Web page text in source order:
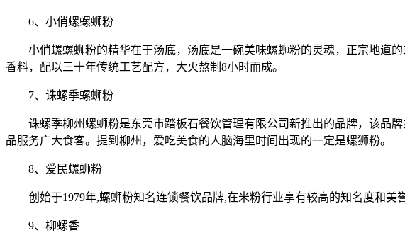
6、小俏螺螺蛳粉
小俏螺螺蛳粉的精华在于汤底，汤底是一碗美味螺蛳粉的灵魂，正宗地道
香料，配以三十年传统工艺配方，大火熬制8小时而成。
7、诛螺季螺蛳粉
诛螺季柳州螺蛳粉是东莞市踏板石餐饮管理有限公司新推出的品牌，该
品服务广大食客。提到柳州，爱吃美食的人脑海里时间出现的一定是螺狮粉。
8、爱民螺蛳粉
创始于1979年,螺蛳粉知名连锁餐饮品牌,在米粉行业享有较高的知名度和
9、柳螺香